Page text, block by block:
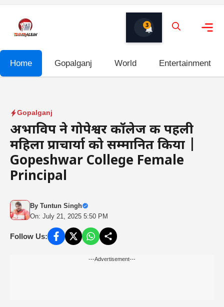
content
3
Home Gopalganj World Entertainment
Gopalganj
अभाविप ने गोपेश्वर कॉलेज की पहली
महिला प्राचार्या को सम्मानित किया |
Gopeshwar College Female
Principal
By Tuntun Singh
On: July 21, 2025 5:50 PM
Follow Us:
---Advertisement---